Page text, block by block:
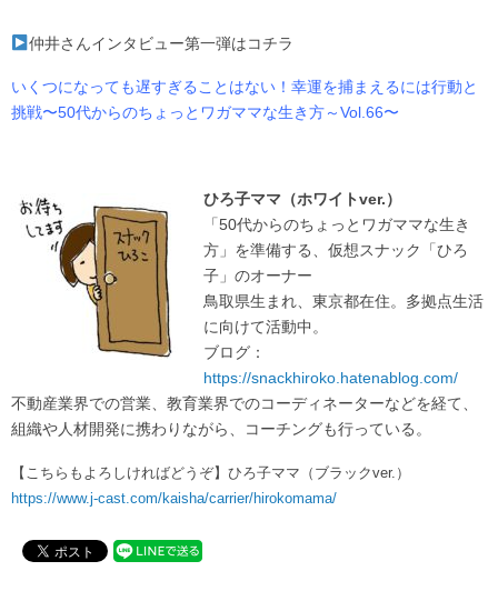
仲井さんインタビュー第一弾はコチラ
いくつになっても遅すぎることはない！幸運を捕まえるには行動と
挑戦〜50代からのちょっとワガママな生き方～Vol.66〜
ひろ子ママ（ホワイトver.）
「50代からのちょっとワガママな生き
方」を準備する、仮想スナック「ひろ
子」のオーナー
鳥取県生まれ、東京都在住。多拠点生活
に向けて活動中。
ブログ：
https://snackhiroko.hatenablog.com/
不動産業界での営業、教育業界でのコーディネーターなどを経て、
組織や人材開発に携わりながら、コーチングも行っている。
【こちらもよろしければどうぞ】ひろ子ママ（ブラックver.）
https://www.j-cast.com/kaisha/carrier/hirokomama/